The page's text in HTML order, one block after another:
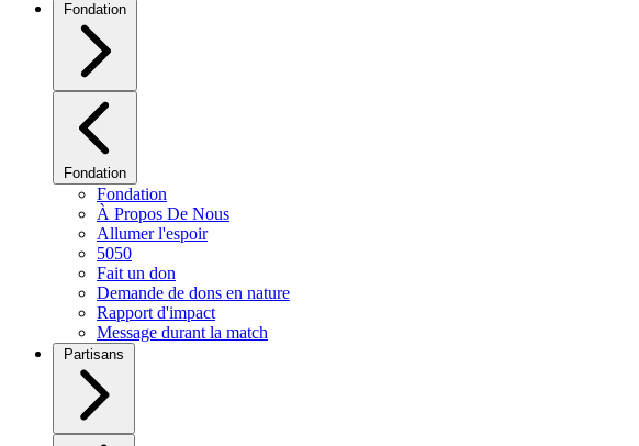
Fondation
Fondation
Fondation
À Propos De Nous
Allumer l'espoir
5050
Fait un don
Demande de dons en nature
Rapport d'impact
Message durant la match
Partisans